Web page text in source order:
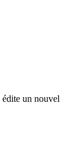
édite un nouvel